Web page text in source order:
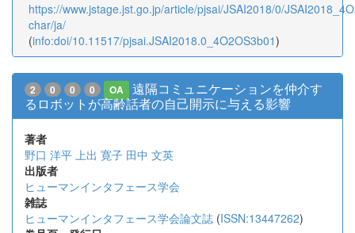
https://www.jstage.jst.go.jp/article/pjsai/JSAI2018/0/
char/ja/
(info:doi/10.11517/pjsai.JSAI2018.0_4O2OS3b01)
2 0 0 0 OA
遠隔コミュニケーションを仲介す
るロボットが高齢話者の自己開示に与える影響
著者
野口 洋平 上出 寛子 田中 文英
出版者
ヒューマンインタフェース学会
雑誌
ヒューマンインタフェース学会論文誌 (ISSN:13447262)